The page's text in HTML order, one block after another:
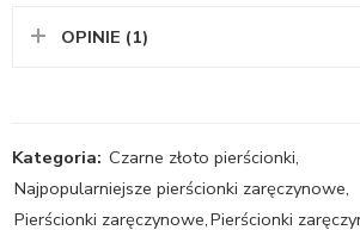
OPINIE (1)
Kategoria: Czarne złoto pierścionki,
Najpopularniejsze pierścionki zaręczynowe,
Pierścionki zaręczynowe,Pierścionki